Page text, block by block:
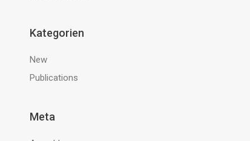
Kategorien
New
Publications
Meta